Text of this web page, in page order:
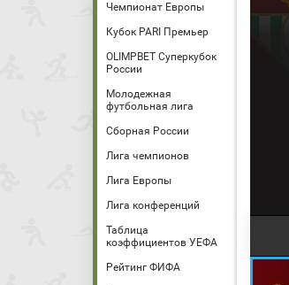
Чемпионат Европы
Кубок PARI Премьер
OLIMPBET Суперкубок
России
Молодежная
футбольная лига
Сборная России
Лига чемпионов
Лига Европы
Лига конференций
Таблица
коэффициентов УЕФА
Рейтинг ФИФА